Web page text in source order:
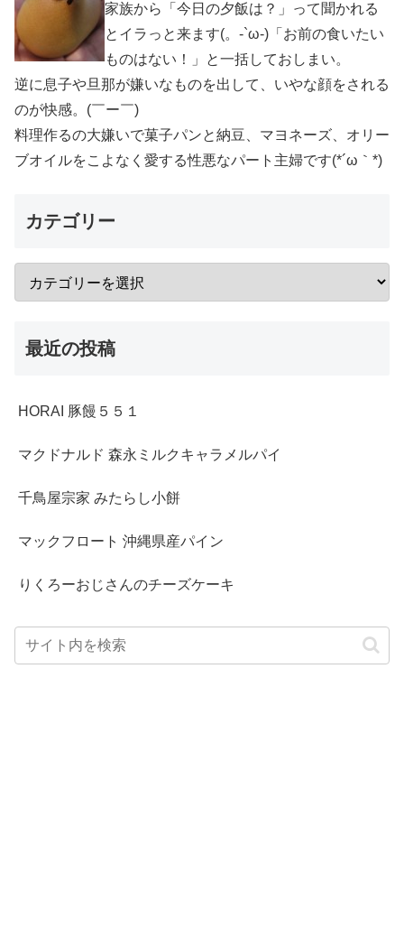
家族から「今日の夕飯は？」って聞かれる
とイラっと来ます(。-`ω-)「お前の食いたい
ものはない！」と一括しておしまい。
逆に息子や旦那が嫌いなものを出して、いやな顔をされる
のが快感。(￣ー￣)
料理作るの大嫌いで菓子パンと納豆、マヨネーズ、オリー
ブオイルをこよなく愛する性悪なパート主婦です(*´ω｀*)
カテゴリー
最近の投稿
HORAI 豚饅５５１
マクドナルド 森永ミルクキャラメルパイ
千鳥屋宗家 みたらし小餅
マックフロート 沖縄県産パイン
りくろーおじさんのチーズケーキ